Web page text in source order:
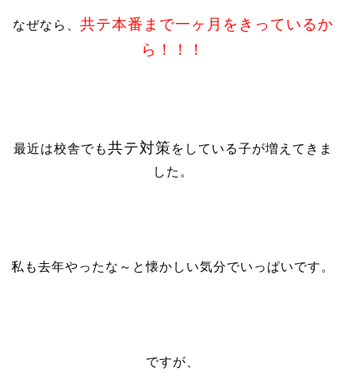
なぜなら、 共テ本番まで一ヶ月をきっているか
ら！！！
最近は校舎でも共テ対策をしている子が増えてきま
した。
私も去年やったな～と懐かしい気分でいっぱいです。
ですが、